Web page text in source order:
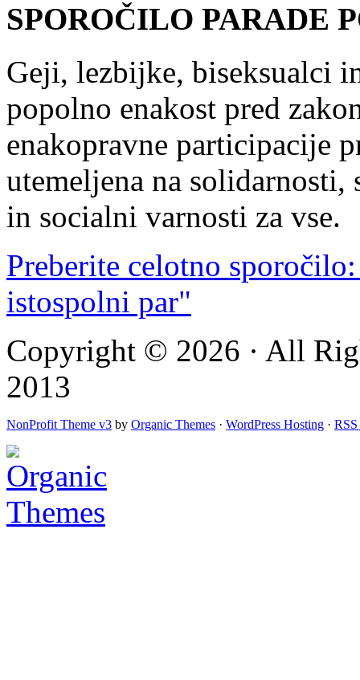
SPOROČILO PARADE
Geji, lezbijke, biseksualci
popolno enakost pred
enakopravne participacije
utemeljena na
in socialni varnosti za vse.
Preberite celotno
istospolni par"
Copyright © 2026 · All
2013
NonProfit Theme v3 by Organic Themes · WordPress Hosting · RSS